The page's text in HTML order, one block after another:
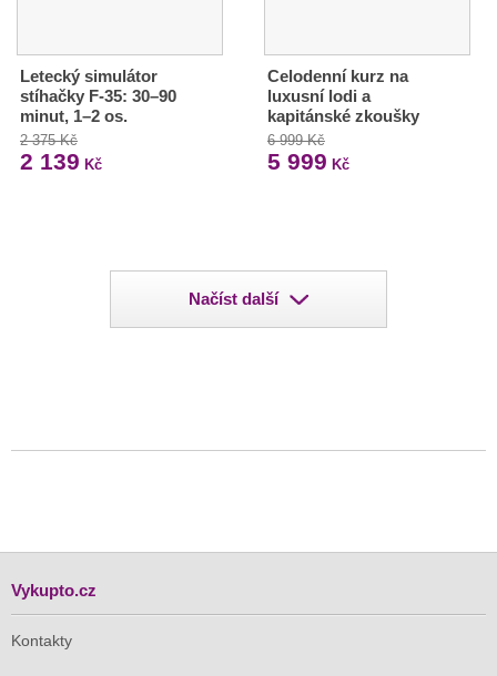
Letecký simulátor
stíhačky F-35: 30–90
minut, 1–2 os.
2 375 Kč
2 139 Kč
Celodenní kurz na
luxusní lodi a
kapitánské zkoušky
6 999 Kč
5 999 Kč
Načíst další
Vykupto.cz
Kontakty